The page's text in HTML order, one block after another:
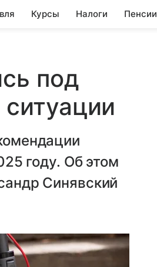
Курсы Налоги Пенсии
под
году. Об этом
Синявский